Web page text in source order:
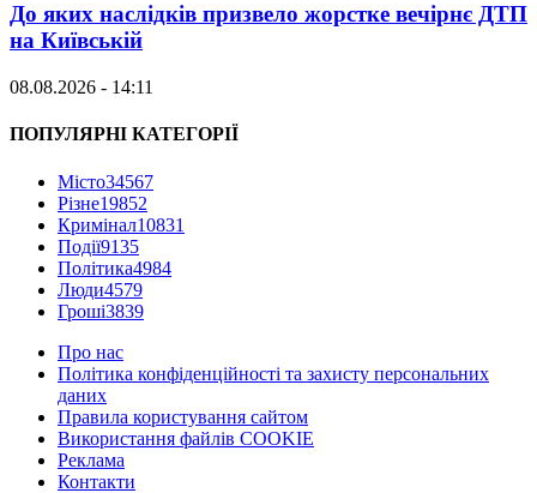
До яких наслідків призвело жорстке вечірнє ДТП
на Київській
08.08.2026 - 14:11
ПОПУЛЯРНІ КАТЕГОРІЇ
Місто34567
Різне19852
Кримінал10831
Події9135
Політика4984
Люди4579
Гроші3839
Про нас
Політика конфіденційності та захисту персональних
даних
Правила користування сайтом
Використання файлів COOKIE
Реклама
Контакти